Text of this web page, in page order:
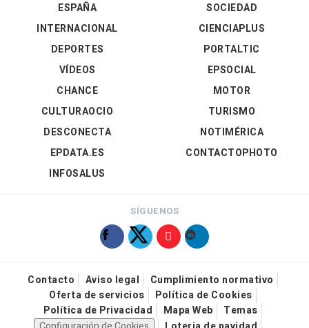
ESPAÑA
INTERNACIONAL
DEPORTES
VÍDEOS
SOCIEDAD
CIENCIAPLUS
PORTALTIC
EPSOCIAL
CHANCE
CULTURAOCIO
DESCONECTA
EPDATA.ES
INFOSALUS
MOTOR
TURISMO
NOTIMÉRICA
CONTACTOPHOTO
SÍGUENOS
Contacto Aviso legal
Cumplimiento normativo
Oferta de servicios
Política de Cookies
Política de Privacidad
Mapa Web
Temas